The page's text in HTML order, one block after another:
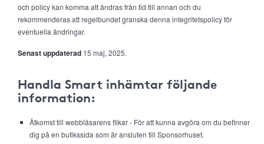
och policy kan komma att ändras från tid till annan och du
rekommenderas att regelbundet granska denna integritetspolicy för
eventuella ändringar.
Senast uppdaterad 15 maj, 2025.
Handla Smart inhämtar följande
information:
Åtkomst till webbläsarens flikar - För att kunna avgöra om du befinner
dig på en butikssida som är ansluten till Sponsorhuset.